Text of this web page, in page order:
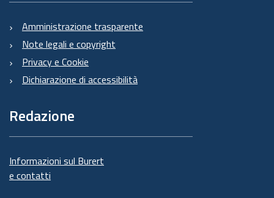
Amministrazione trasparente
Note legali e copyright
Privacy e Cookie
Dichiarazione di accessibilità
Redazione
Informazioni sul Burert
e contatti